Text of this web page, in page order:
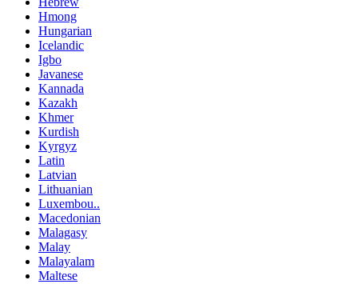
Hmong
Hungarian
Icelandic
Igbo
Javanese
Kannada
Kazakh
Khmer
Kurdish
Kyrgyz
Latin
Latvian
Lithuanian
Luxembou..
Macedonian
Malagasy
Malay
Malayalam
Maltese